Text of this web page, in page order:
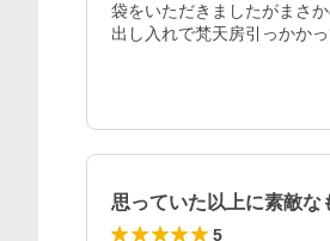
袋をいただきましたがまさ
出し入れで梵天房引っかか
思っていた以上に素敵
5